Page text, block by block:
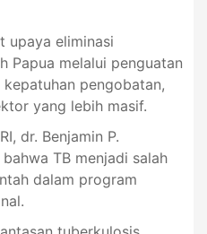
upaya eliminasi
Papua melalui penguatan
pengobatan,
yang lebih masif.
dr. Benjamin P.
TB menjadi salah
dalam program